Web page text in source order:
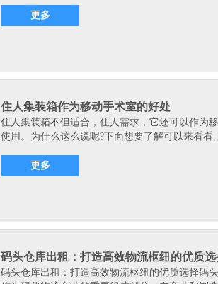
更多
住人集装箱作为移动手术室的好处
住人集装箱不但适合，住人需求，它还可以作为
使用。为什么这么说呢?下面想要了解可以来看看
更多
码头仓库出租：打造高效物流枢纽的优质
码头仓库出租：打造高效物流枢纽的优质选择码